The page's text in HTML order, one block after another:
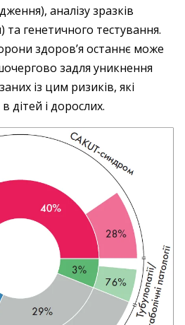
аналізу зразків
та генетичного тестування.
здоров’я останнє може
задля уникнення
із цим ризиків, які
дітей і дорослих.